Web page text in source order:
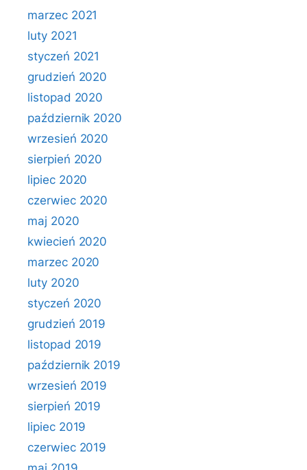
marzec 2021
luty 2021
styczeń 2021
grudzień 2020
listopad 2020
październik 2020
wrzesień 2020
sierpień 2020
lipiec 2020
czerwiec 2020
maj 2020
kwiecień 2020
marzec 2020
luty 2020
styczeń 2020
grudzień 2019
listopad 2019
październik 2019
wrzesień 2019
sierpień 2019
lipiec 2019
czerwiec 2019